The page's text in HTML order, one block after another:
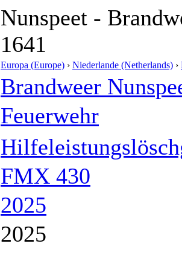
Nunspeet -
1641
Europa (Europe) › Niederlande (Netherlands) ›
Brandweer
Feuerwehr
FMX 430
2025
2025